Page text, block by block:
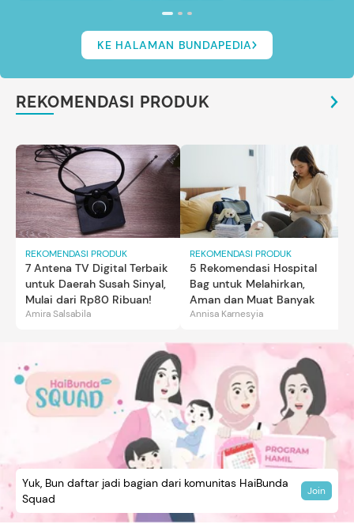
KE HALAMAN BUNDAPEDIA
REKOMENDASI PRODUK
REKOMENDASI PRODUK
7 Antena TV Digital Terbaik
untuk Daerah Susah Sinyal,
Mulai dari Rp80 Ribuan!
Amira Salsabila
REKOMENDASI PRODUK
5 Rekomendasi Hospital
Bag untuk Melahirkan,
Aman dan Muat Banyak
Annisa Karnesyia
Yuk, Bun daftar jadi bagian dari komunitas HaiBunda
Squad
Join